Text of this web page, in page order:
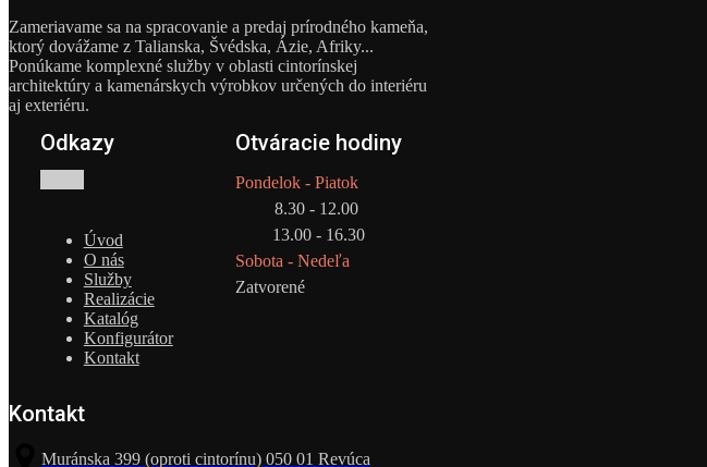
Zameriavame sa na spracovanie a predaj prírodného kameňa,
ktorý dovážame z Talianska, Švédska, Ázie, Afriky...
Ponúkame komplexné služby v oblasti cintorínskej
architektúry a kamenárskych výrobkov určených do interiéru
aj exteriéru.
Odkazy
Úvod
O nás
Služby
Realizácie
Katalóg
Konfigurátor
Kontakt
Otváracie hodiny
Pondelok - Piatok
8.30 - 12.00
13.00 - 16.30
Sobota - Nedeľa
Zatvorené
Kontakt
Muránska 399 (oproti cintorínu) 050 01 Revúca